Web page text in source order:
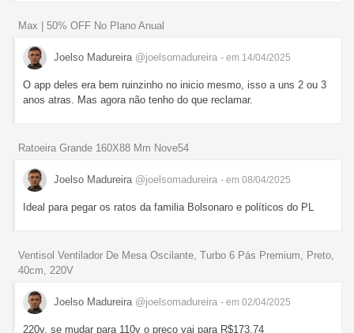
Max | 50% OFF No Plano Anual
Joelso Madureira @joelsomadureira - em 14/04/2025
O app deles era bem ruinzinho no inicio mesmo, isso a uns 2 ou 3
anos atras. Mas agora não tenho do que reclamar.
Ratoeira Grande 160X88 Mm Nove54
Joelso Madureira @joelsomadureira - em 08/04/2025
Ideal para pegar os ratos da familia Bolsonaro e políticos do PL
Ventisol Ventilador De Mesa Oscilante, Turbo 6 Pás Premium, Preto,
40cm, 220V
Joelso Madureira @joelsomadureira - em 02/04/2025
220v, se mudar para 110v o preço vai para R$173,74